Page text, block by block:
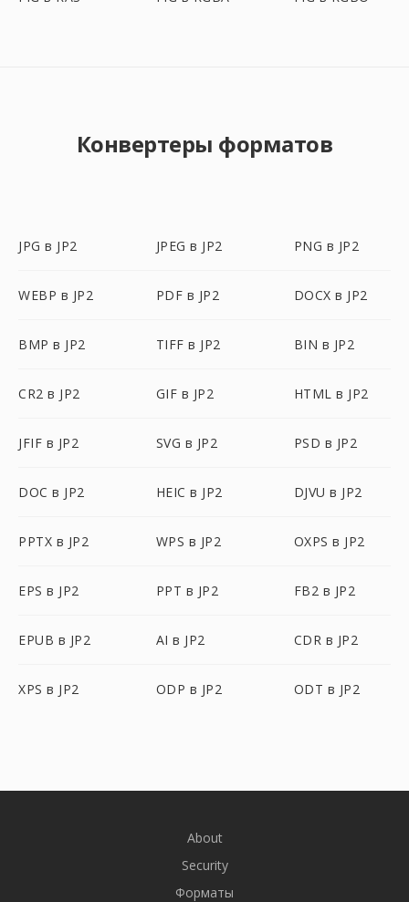
Конвертеры форматов
JPG в JP2 JPEG в JP2 PNG в JP2
WEBP в JP2 PDF в JP2 DOCX в JP2
BMP в JP2 TIFF в JP2 BIN в JP2
CR2 в JP2 GIF в JP2 HTML в JP2
JFIF в JP2 SVG в JP2 PSD в JP2
DOC в JP2 HEIC в JP2 DJVU в JP2
PPTX в JP2 WPS в JP2 OXPS в JP2
EPS в JP2 PPT в JP2 FB2 в JP2
EPUB в JP2 AI в JP2 CDR в JP2
XPS в JP2 ODP в JP2 ODT в JP2
About
Security
Форматы